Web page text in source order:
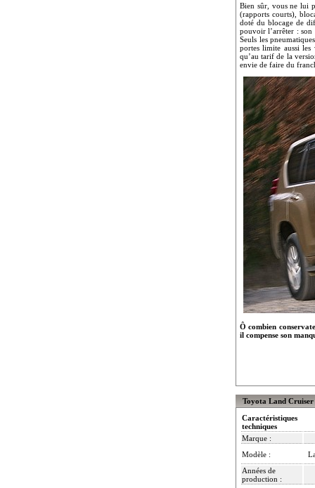
Bien sûr, vous ne lui
(rapports courts),
doté du blocage de
pouvoir l’arrêter : son
Seuls les
portes limite aussi les
qu’au tarif de la
envie de faire du
Ô combien
il compense son
Toyota Land
Caractéristiques
techniques
Marque :
Modèle :
Années de
production :